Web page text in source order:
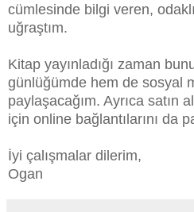
cümlesinde bilgi veren,
uğraştım.
Kitap yayınladığı zaman
günlüğümde hem de sosyal
paylaşacağım. Ayrıca satın
için online bağlantılarını da
İyi çalışmalar dilerim,
Ogan